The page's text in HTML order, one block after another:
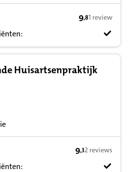
9,8 op basis
9,81 review
Huisartsenpraktijk
9,3 op basis
9,32 reviews